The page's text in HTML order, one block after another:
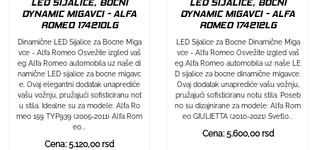
DYNAMIC MIGAVCI - ALFA
ROMEO 174210LG
Dinamične LED Sijalice za Bocne Miga
vce - Alfa Romeo Osvežite izgled vaš
eg Alfa Romeo automobila uz naše di
namične LED sijalice za bocne migavc
e. Ovaj elegantni dodatak unaprediće
vašu vožnju, pružajući sofisticiranu not
u stila. Idealne su za modele: Alfa Ro
meo 159 TYP939 (2005-2011) Alfa Rom
eo...
Cena: 5.120,00 rsd
DYNAMIC MIGAVCI - ALFA
ROMEO 174212LG
LED Sijalice za Bocne Dinamične Miga
vce - Alfa Romeo Osvežite izgled vaš
eg Alfa Romeo automobila uz naše LE
D sijalice za bocne dinamične migavce.
Ovaj dodatak unaprediće vašu vožnju,
pružajući sofisticiranu notu stila. Poseb
no su dizajnirane za modele: Alfa Rom
eo GIULIETTA (2010-2021) Svetlo...
Cena: 5.600,00 rsd